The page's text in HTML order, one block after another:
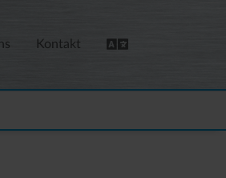
Kontakt